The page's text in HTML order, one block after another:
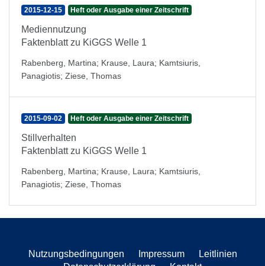
2015-12-15 Heft oder Ausgabe einer Zeitschrift
Mediennutzung
Faktenblatt zu KiGGS Welle 1
Rabenberg, Martina; Krause, Laura; Kamtsiuris,
Panagiotis; Ziese, Thomas
2015-09-02 Heft oder Ausgabe einer Zeitschrift
Stillverhalten
Faktenblatt zu KiGGS Welle 1
Rabenberg, Martina; Krause, Laura; Kamtsiuris,
Panagiotis; Ziese, Thomas
Nutzungsbedingungen Impressum
Leitlinien